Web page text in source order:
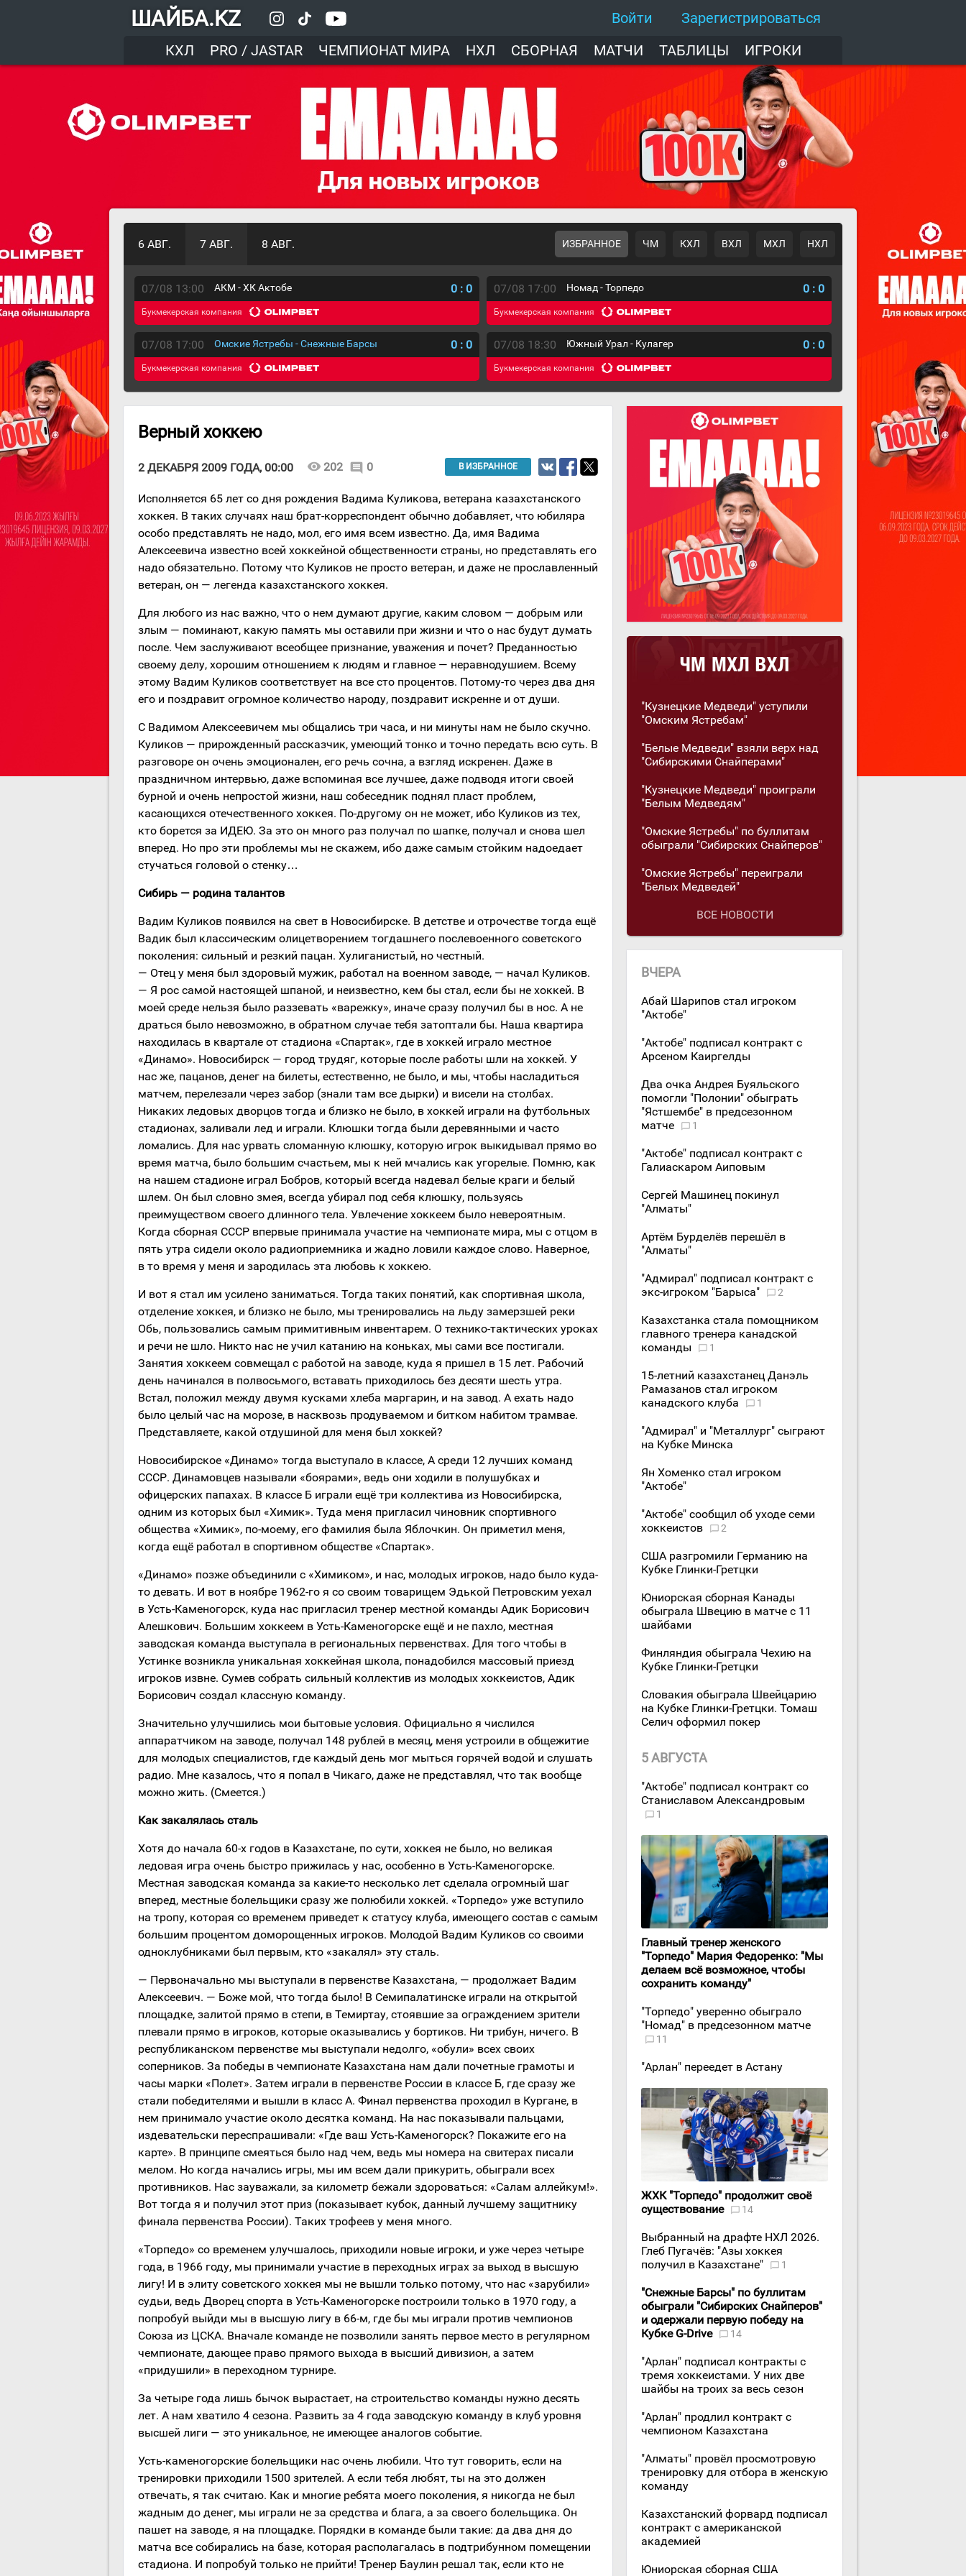
ШАЙБА.KZ Войти
Зарегистрироваться
КХЛ
PRO / JASTAR ЧЕМПИОНАТ МИРА НХЛ СБОРНАЯ МАТЧИ ТАБЛИЦЫ ИГРОКИ
6 АВГ. 7 АВГ. 8 АВГ. ИЗБРАННОЕ ЧМ КХЛ ВХЛ МХЛ НХЛ
07/08 13:00 АКМ - ХК Актобе 0 : 0
Букмекерская компания
07/08 17:00 Номад - Торпедо 0 : 0
Букмекерская компания
07/08 17:00 Омские Ястребы - Снежные Барсы 0 : 0
Букмекерская компания
07/08 18:30 Южный Урал - Кулагер 0 : 0
Букмекерская компания
Верный хоккею
2 ДЕКАБРЯ 2009 ГОДА, 00:00 visibility 202 comment 0 В ИЗБРАННОЕ
Исполняется 65 лет со дня рождения Вадима Куликова, ветерана казахстанского
хоккея. В таких случаях наш брат-корреспондент обычно добавляет, что юбиляра
особо представлять не надо, мол, его имя всем известно. Да, имя Вадима
Алексеевича известно всей хоккейной общественности страны, но представлять его
надо обязательно. Потому что Куликов не просто ветеран, и даже не прославленный
ветеран, он — легенда казахстанского хоккея.
Для любого из нас важно, что о нем думают другие, каким словом — добрым или
злым — поминают, какую память мы оставили при жизни и что о нас будут думать
после. Чем заслуживают всеобщее признание, уважения и почет? Преданностью
своему делу, хорошим отношением к людям и главное — неравнодушием. Всему
этому Вадим Куликов соответствует на все сто процентов. Потому-то через два дня
его и поздравит огромное количество народу, поздравит искренне и от души.
С Вадимом Алексеевичем мы общались три часа, и ни минуты нам не было скучно.
Куликов — прирожденный рассказчик, умеющий тонко и точно передать всю суть. В
разговоре он очень эмоционален, его речь сочна, а взгляд искренен. Даже в
праздничном интервью, даже вспоминая все лучшее, даже подводя итоги своей
бурной и очень непростой жизни, наш собеседник поднял пласт проблем,
касающихся отечественного хоккея. По-другому он не может, ибо Куликов из тех,
кто борется за ИДЕЮ. За это он много раз получал по шапке, получал и снова шел
вперед. Но про эти проблемы мы не скажем, ибо даже самым стойким надоедает
стучаться головой о стенку…
Сибирь — родина талантов
Вадим Куликов появился на свет в Новосибирске. В детстве и отрочестве тогда ещё
Вадик был классическим олицетворением тогдашнего послевоенного советского
поколения: сильный и резкий пацан. Хулиганистый, но честный.
— Отец у меня был здоровый мужик, работал на военном заводе, — начал Куликов.
— Я рос самой настоящей шпаной, и неизвестно, кем бы стал, если бы не хоккей. В
моей среде нельзя было раззевать «варежку», иначе сразу получил бы в нос. А не
драться было невозможно, в обратном случае тебя затоптали бы. Наша квартира
находилась в квартале от стадиона «Спартак», где в хоккей играло местное
«Динамо». Новосибирск — город трудяг, которые после работы шли на хоккей. У
нас же, пацанов, денег на билеты, естественно, не было, и мы, чтобы насладиться
матчем, перелезали через забор (знали там все дырки) и висели на столбах.
Никаких ледовых дворцов тогда и близко не было, в хоккей играли на футбольных
стадионах, заливали лед и играли. Клюшки тогда были деревянными и часто
ломались. Для нас урвать сломанную клюшку, которую игрок выкидывал прямо во
время матча, было большим счастьем, мы к ней мчались как угорелые. Помню, как
на нашем стадионе играл Бобров, который всегда надевал белые краги и белый
шлем. Он был словно змея, всегда убирал под себя клюшку, пользуясь
преимуществом своего длинного тела. Увлечение хоккеем было невероятным.
Когда сборная СССР впервые принимала участие на чемпионате мира, мы с отцом в
пять утра сидели около радиоприемника и жадно ловили каждое слово. Наверное,
в то время у меня и зародилась эта любовь к хоккею.
И вот я стал им усилено заниматься. Тогда таких понятий, как спортивная школа,
отделение хоккея, и близко не было, мы тренировались на льду замерзшей реки
Обь, пользовались самым примитивным инвентарем. О технико-тактических уроках
и речи не шло. Никто нас не учил катанию на коньках, мы сами все постигали.
Занятия хоккеем совмещал с работой на заводе, куда я пришел в 15 лет. Рабочий
день начинался в полвосьмого, вставать приходилось без десяти шесть утра.
Встал, положил между двумя кусками хлеба маргарин, и на завод. А ехать надо
было целый час на морозе, в насквозь продуваемом и битком набитом трамвае.
Представляете, какой отдушиной для меня был хоккей?
Новосибирское «Динамо» тогда выступало в классе, А среди 12 лучших команд
СССР. Динамовцев называли «боярами», ведь они ходили в полушубках и
офицерских папахах. В классе Б играли ещё три коллектива из Новосибирска,
одним из которых был «Химик». Туда меня пригласил чиновник спортивного
общества «Химик», по-моему, его фамилия была Яблочкин. Он приметил меня,
когда ещё работал в спортивном обществе «Спартак».
«Динамо» позже объединили с «Химиком», и нас, молодых игроков, надо было куда-
то девать. И вот в ноябре 1962-го я со своим товарищем Эдькой Петровским уехал
в Усть-Каменогорск, куда нас пригласил тренер местной команды Адик Борисович
Алешкович. Большим хоккеем в Усть-Каменогорске ещё и не пахло, местная
заводская команда выступала в региональных первенствах. Для того чтобы в
Устинке возникла уникальная хоккейная школа, понадобился массовый приезд
игроков извне. Сумев собрать сильный коллектив из молодых хоккеистов, Адик
Борисович создал классную команду.
Значительно улучшились мои бытовые условия. Официально я числился
аппаратчиком на заводе, получал 148 рублей в месяц, меня устроили в общежитие
для молодых специалистов, где каждый день мог мыться горячей водой и слушать
радио. Мне казалось, что я попал в Чикаго, даже не представлял, что так вообще
можно жить. (Смеется.)
Как закалялась сталь
Хотя до начала 60-х годов в Казахстане, по сути, хоккея не было, но великая
ледовая игра очень быстро прижилась у нас, особенно в Усть-Каменогорске.
Местная заводская команда за какие-то несколько лет сделала огромный шаг
вперед, местные болельщики сразу же полюбили хоккей. «Торпедо» уже вступило
на тропу, которая со временем приведет к статусу клуба, имеющего состав с самым
большим процентом доморощенных игроков. Молодой Вадим Куликов со своими
одноклубниками был первым, кто «закалял» эту сталь.
— Первоначально мы выступали в первенстве Казахстана, — продолжает Вадим
Алексеевич. — Боже мой, что тогда было! В Семипалатинске играли на открытой
площадке, залитой прямо в степи, в Темиртау, стоявшие за ограждением зрители
плевали прямо в игроков, которые оказывались у бортиков. Ни трибун, ничего. В
республиканском первенстве мы выступали недолго, «обули» всех своих
соперников. За победы в чемпионате Казахстана нам дали почетные грамоты и
часы марки «Полет». Затем играли в первенстве России в классе Б, где сразу же
стали победителями и вышли в класс А. Финал первенства проходил в Кургане, в
нем принимало участие около десятка команд. На нас показывали пальцами,
издевательски переспрашивали: «Где ваш Усть-Каменогорск? Покажите его на
карте». В принципе смеяться было над чем, ведь мы номера на свитерах писали
мелом. Но когда начались игры, мы им всем дали прикурить, обыграли всех
противников. Нас зауважали, за километр бежали здороваться: «Салам аллейкум!».
Вот тогда я и получил этот приз (показывает кубок, данный лучшему защитнику
финала первенства России). Таких трофеев у меня много.
«Торпедо» со временем улучшалось, приходили новые игроки, и уже через четыре
года, в 1966 году, мы принимали участие в переходных играх за выход в высшую
лигу! И в элиту советского хоккея мы не вышли только потому, что нас «зарубили»
судьи, ведь Дворец спорта в Усть-Каменогорске построили только в 1970 году, а
попробуй выйди мы в высшую лигу в 66-м, где бы мы играли против чемпионов
Союза из ЦСКА. Вначале команде не позволили занять первое место в регулярном
чемпионате, дающее право прямого выхода в высший дивизион, а затем
«придушили» в переходном турнире.
За четыре года лишь бычок вырастает, на строительство команды нужно десять
лет. А нам хватило 4 сезона. Развить за 4 года заводскую команду в клуб уровня
высшей лиги — это уникальное, не имеющее аналогов событие.
Усть-каменогорские болельщики нас очень любили. Что тут говорить, если на
тренировки приходили 1500 зрителей. А если тебя любят, ты на это должен
отвечать, я так считаю. Как и многие ребята моего поколения, я никогда не был
жадным до денег, мы играли не за средства и блага, а за своего болельщика. Он
пашет на заводе, я на площадке. Порядки в команде были такие: да два дня до
матча все собирались на базе, которая располагалась в подтрибунном помещении
стадиона. И попробуй только не прийти! Тренер Баулин решал так, если кто не
"Кузнецкие Медведи" уступили
"Омским Ястребам"
"Белые Медведи" взяли верх над
"Сибирскими Снайперами"
"Кузнецкие Медведи" проиграли
"Белым Медведям"
"Омские Ястребы" по буллитам
обыграли "Сибирских Снайперов"
"Омские Ястребы" переиграли
"Белых Медведей"
ВСЕ НОВОСТИ
ВЧЕРА
Абай Шарипов стал игроком
"Актобе"
"Актобе" подписал контракт с
Арсеном Каиргелды
Два очка Андрея Буяльского
помогли "Полонии" обыграть
"Ястшембе" в предсезонном
матче
1
"Актобе" подписал контракт с
Галиаскаром Аиповым
Сергей Машинец покинул
"Алматы"
Артём Бурделёв перешёл в
"Алматы"
"Адмирал" подписал контракт с
экс-игроком "Барыса"
2
Казахстанка стала помощником
главного тренера канадской
команды
1
15-летний казахстанец Данэль
Рамазанов стал игроком
канадского клуба
1
"Адмирал" и "Металлург" сыграют
на Кубке Минска
Ян Хоменко стал игроком
"Актобе"
"Актобе" сообщил об уходе семи
хоккеистов
2
США разгромили Германию на
Кубке Глинки-Гретцки
Юниорская сборная Канады
обыграла Швецию в матче с 11
шайбами
Финляндия обыграла Чехию на
Кубке Глинки-Гретцки
Словакия обыграла Швейцарию
на Кубке Глинки-Гретцки. Томаш
Селич оформил покер
5 АВГУСТА
"Актобе" подписал контракт со
Станиславом Александровым
1
Главный тренер женского
"Торпедо" Мария Федоренко: "Мы
делаем всё возможное, чтобы
сохранить команду"
"Торпедо" уверенно обыграло
"Номад" в предсезонном матче
11
"Арлан" переедет в Астану
ЖХК "Торпедо" продолжит своё
существование
14
Выбранный на драфте НХЛ 2026.
Глеб Пугачёв: "Азы хоккея
получил в Казахстане"
1
"Снежные Барсы" по буллитам
обыграли "Сибирских Снайперов"
и одержали первую победу на
Кубке G-Drive
14
"Арлан" подписал контракты с
тремя хоккеистами. У них две
шайбы на троих за весь сезон
"Арлан" продлил контракт с
чемпионом Казахстана
"Алматы" провёл просмотровую
тренировку для отбора в женскую
команду
Казахстанский форвард подписал
контракт с американской
академией
Юниорская сборная США